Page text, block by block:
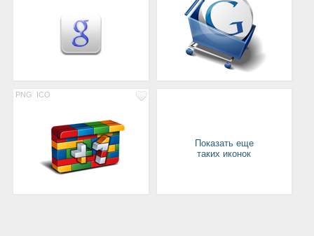
PNG ICO
Показать еще
таких иконок